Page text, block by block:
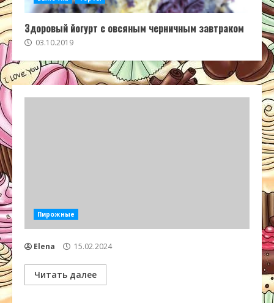
Здоровый йогурт с овсяным черничным завтраком
03.10.2019
Пирожные
Elena 15.02.2024
Читать далее